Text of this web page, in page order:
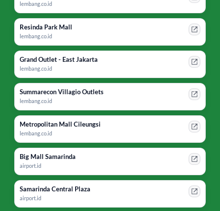
lembang.co.id
Resinda Park Mall
lembang.co.id
Grand Outlet - East Jakarta
lembang.co.id
Summarecon Villagio Outlets
lembang.co.id
Metropolitan Mall Cileungsi
lembang.co.id
Big Mall Samarinda
airport.id
Samarinda Central Plaza
airport.id